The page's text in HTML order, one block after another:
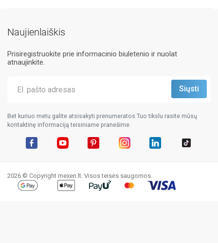
Naujienlaiškis
Prisiregistruokite prie informacinio biuletenio ir nuolat
atnaujinkite.
Bet kuriuo metu galite atsisakyti prenumeratos.Tuo tikslu rasite mūsų
kontaktinę informaciją teisiniame pranešime.
2026 © Copyright mexen.lt. Visos teisės saugomos.